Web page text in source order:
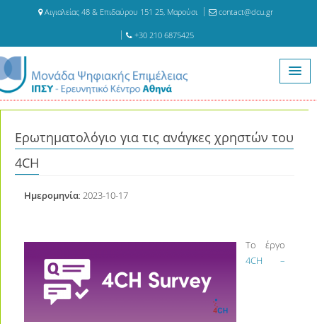
Αιγιαλείας 48 & Επιδαύρου 151 25, Μαρούσι contact@dcu.gr
+30 210 6875425
Αρχική Νέα Ερωτηματολόγιο για τις ανάγκες χρηστών του 4CH
Ερωτηματολόγιο για τις ανάγκες χρηστών του
4CH
Ημερομηνία: 2023-10-17
Το έργο
4CH –